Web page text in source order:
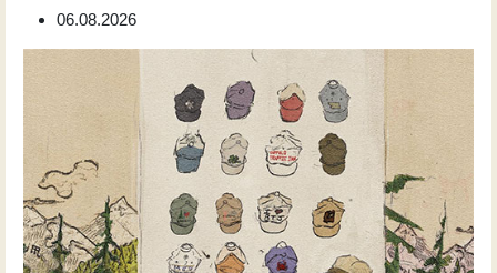
06.08.2026